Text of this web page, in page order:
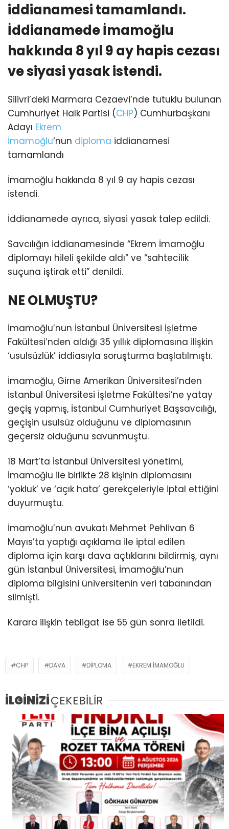
iddianamesi tamamlandı.
İddianamede İmamoğlu
hakkında 8 yıl 9 ay hapis cezası
ve siyasi yasak istendi.
Silivri’deki Marmara Cezaevi’nde tutuklu bulunan
Cumhuriyet Halk Partisi (CHP) Cumhurbaşkanı
Adayı Ekrem
İmamoğlu‘nun diploma iddianamesi
tamamlandı
İmamoğlu hakkında 8 yıl 9 ay hapis cezası
istendi.
İddianamede ayrıca, siyasi yasak talep edildi.
Savcılığın iddianamesinde “Ekrem İmamoğlu
diplomayı hileli şekilde aldı” ve “sahtecilik
suçuna iştirak etti” denildi.
NE OLMUŞTU?
İmamoğlu’nun İstanbul Üniversitesi İşletme
Fakültesi’nden aldığı 35 yıllık diplomasına ilişkin
‘usulsüzlük’ iddiasıyla soruşturma başlatılmıştı.
İmamoğlu, Girne Amerikan Üniversitesi’nden
İstanbul Üniversitesi İşletme Fakültesi’ne yatay
geçiş yapmış, İstanbul Cumhuriyet Başsavcılığı,
geçişin usulsüz olduğunu ve diplomasının
geçersiz olduğunu savunmuştu.
18 Mart’ta İstanbul Üniversitesi yönetimi,
İmamoğlu ile birlikte 28 kişinin diplomasını
‘yokluk’ ve ‘açık hata’ gerekçeleriyle iptal ettiğini
duyurmuştu.
İmamoğlu’nun avukatı Mehmet Pehlivan 6
Mayıs’ta yaptığı açıklama ile iptal edilen
diploma için karşı dava açtıklarını bildirmiş, aynı
gün İstanbul Üniversitesi, İmamoğlu’nun
diploma bilgisini üniversitenin veri tabanından
silmişti.
Karara ilişkin tebligat ise 55 gün sonra iletildi.
CHP DAVA DIPLOMA EKREM IMAMOĞLU
İLGİNİZİÇEKEBİLİR